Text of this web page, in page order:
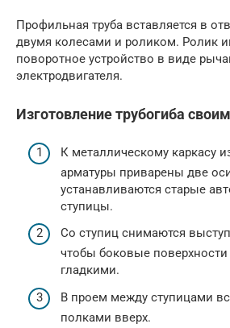
Профильная труба вставляется в
двумя колесами и роликом. Ролик
поворотное устройство в виде
электродвигателя.
Изготовление трубогиба
К металлическому каркасу
арматуры приварены две
устанавливаются старые
ступицы.
Со ступиц снимаются
чтобы боковые
гладкими.
В проем между ступицами
полками вверх.